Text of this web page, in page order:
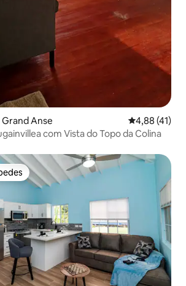
Anse Classificação
4,88 (41)
com Vista do Topo da Colina